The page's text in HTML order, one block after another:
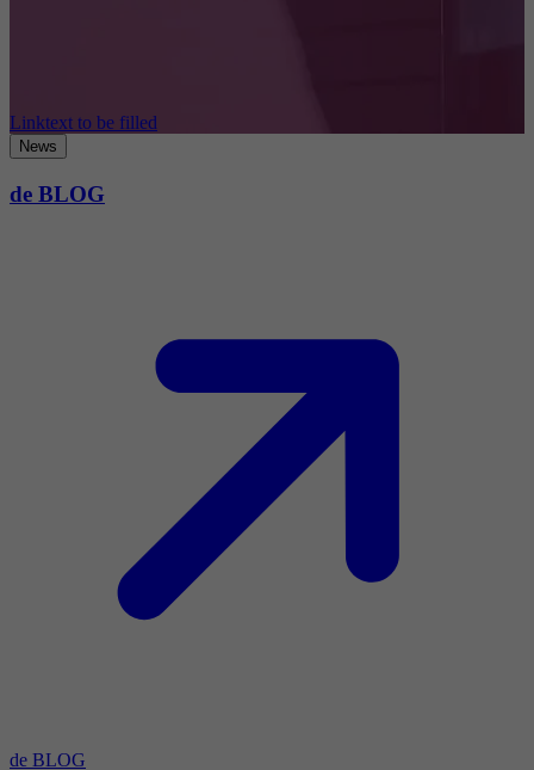
Linktext to be filled
News
de BLOG
de BLOG